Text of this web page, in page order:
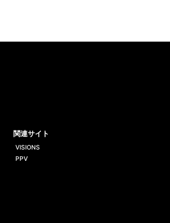
関連サイト
VISIONS
PPV